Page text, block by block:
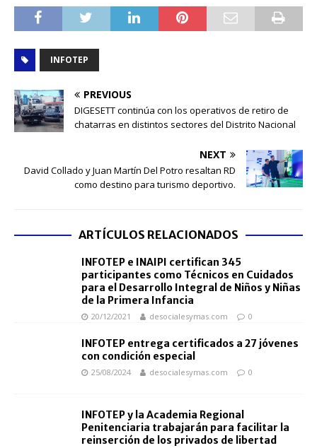
INFOTEP
PREVIOUS
DIGESETT continúa con los operativos de retiro de
chatarras en distintos sectores del Distrito Nacional
NEXT
David Collado y Juan Martín Del Potro resaltan RD
como destino para turismo deportivo.
ARTÍCULOS RELACIONADOS
INFOTEP e INAIPI certifican 345
participantes como Técnicos en Cuidados
para el Desarrollo Integral de Niños y Niñas
de la Primera Infancia
20/12/2021 desocialesymas.com 0
INFOTEP entrega certificados a 27 jóvenes
con condición especial
25/08/2024 desocialesymas.com 0
INFOTEP y la Academia Regional
Penitenciaria trabajarán para facilitar la
reinserción de los privados de libertad